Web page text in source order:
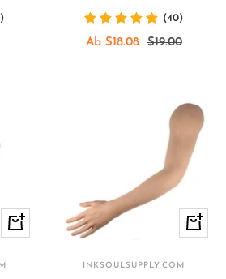
(40)
Angebotspreis
Ab $18.08
Regulärer
$19.00
Schnellansicht
In
INKSOULSUPPLY.COM